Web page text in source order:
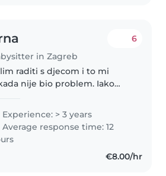
in Zagreb
6
raditi s djecom i to mi
nije bio problem. Iako
bih svoje slobodno
kako bi ga provodila s
zato što uživam u tome,
Experience: > 3 years
Average response time: 12
€8.00/hr